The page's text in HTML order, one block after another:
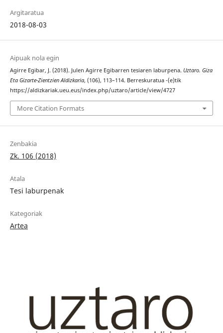
Argitaratua
2018-08-03
Aipuak nola egin
Agirre Egibar, J. (2018). Julen Agirre Egibarren tesiaren laburpena. Uztaro. Giza
Eta Gizarte-Zientzien Aldizkaria, (106), 113–114. Berreskuratua -(e)tik
https://aldizkariak.ueu.eus/index.php/uztaro/article/view/4727
More Citation Formats
Zenbakia
Zk. 106 (2018)
Atala
Tesi laburpenak
Kategoriak
Artea